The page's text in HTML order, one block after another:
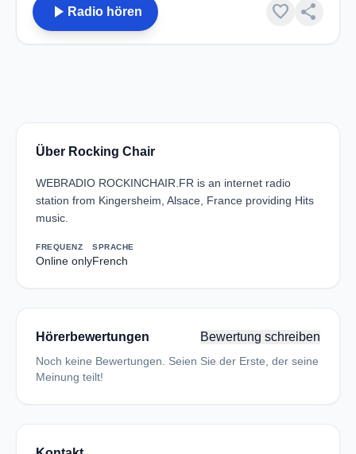
play_arrow Radio hören favorite share
Über Rocking Chair
WEBRADIO ROCKINCHAIR.FR is an internet radio
station from Kingersheim, Alsace, France providing Hits
music.
FREQUENZ
Online only
SPRACHE
French
Hörerbewertungen Bewertung schreiben
Noch keine Bewertungen. Seien Sie der Erste, der seine
Meinung teilt!